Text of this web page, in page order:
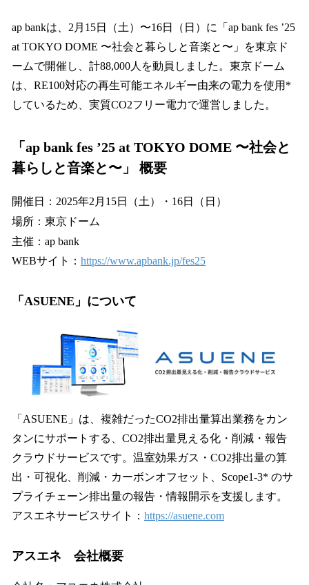
ap bankは、2月15日（土）〜16日（日）に「ap bank fes ’25
at TOKYO DOME 〜社会と暮らしと音楽と〜」を東京ド
ームで開催し、計88,000人を動員しました。東京ドーム
は、RE100対応の再生可能エネルギー由来の電力を使用*
しているため、実質CO2フリー電力で運営しました。
「ap bank fes ’25 at TOKYO DOME 〜社会と
暮らしと音楽と〜」 概要
開催日：2025年2月15日（土）・16日（日）
場所：東京ドーム
主催：ap bank
WEBサイト： https://www.apbank.jp/fes25
「ASUENE」について
「ASUENE」は、複雑だったCO2排出量算出業務をカン
タンにサポートする、CO2排出量見える化・削減・報告
クラウドサービスです。温室効果ガス・CO2排出量の算
出・可視化、削減・カーボンオフセット、Scope1-3* のサ
プライチェーン排出量の報告・情報開示を支援します。
アスエネサービスサイト： https://asuene.com
アスエネ 会社概要